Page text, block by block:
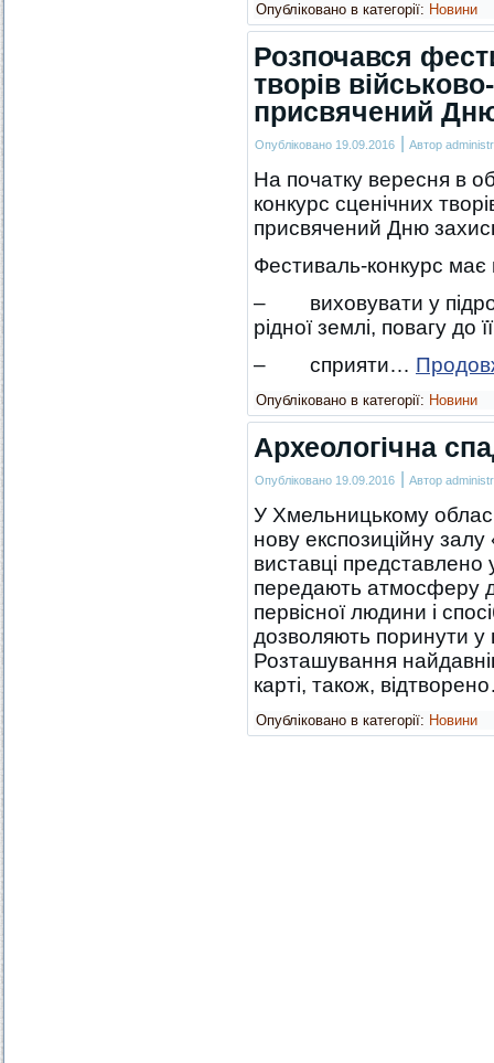
Опубліковано в категорії: Новини
Розпочався
творів
присвячений
Опубліковано 19.09.2016 | Автор
На початку вересня в
конкурс сценічних
присвячений Дню
Фестиваль-конкурс має
– виховувати у
рідної землі, повагу до
– сприяти…
Опубліковано в категорії: Новини
Археологічна
Опубліковано 19.09.2016 | Автор
У Хмельницькому
нову експозиційну
виставці представлено
передають атмосферу
первісної людини і
дозволяють поринути у
Розташування
карті, також,
Опубліковано в категорії: Новини